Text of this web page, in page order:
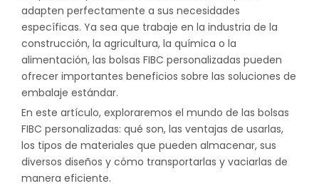
adapten perfectamente a sus necesidades
específicas. Ya sea que trabaje en la industria de la
construcción, la agricultura, la química o la
alimentación, las bolsas FIBC personalizadas pueden
ofrecer importantes beneficios sobre las soluciones de
embalaje estándar.
En este artículo, exploraremos el mundo de las bolsas
FIBC personalizadas: qué son, las ventajas de usarlas,
los tipos de materiales que pueden almacenar, sus
diversos diseños y cómo transportarlas y vaciarlas de
manera eficiente.